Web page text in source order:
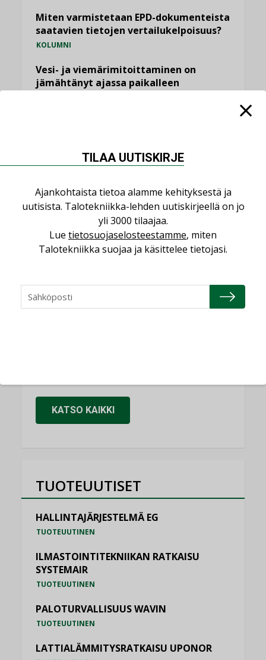
Miten varmistetaan EPD-dokumenteista
saatavien tietojen vertailukelpoisuus?
KOLUMNI
Vesi- ja viemärimitoittaminen on
jämähtänyt ajassa paikalleen
NIMITYKSET
Consti
NIMITYKSET
NIMITYKSET
KATSO KAIKKI
TUOTEUUTISET
HALLINTAJÄRJESTELMÄ EG
TUOTEUUTINEN
ILMASTOINTITEKNIIKAN RATKAISU
SYSTEMAIR
TUOTEUUTINEN
PALOTURVALLISUUS WAVIN
TUOTEUUTINEN
LATTIALÄMMITYSRATKAISU UPONOR
TILAA UUTISKIRJE
Ajankohtaista tietoa alamme kehityksestä ja
uutisista. Talotekniikka-lehden uutiskirjeellä on jo
yli 3000 tilaajaa.
Lue tietosuojaselosteestamme, miten
Talotekniikka suojaa ja käsittelee tietojasi.